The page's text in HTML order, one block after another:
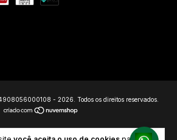
- 2026. Todos os direitos reservados.